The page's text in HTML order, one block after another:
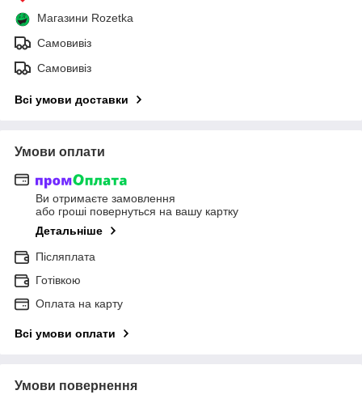
Магазини Rozetka
Самовивіз
Самовивіз
Всі умови доставки
Умови оплати
Ви отримаєте замовлення
або гроші повернуться на вашу картку
Детальніше
Післяплата
Готівкою
Оплата на карту
Всі умови оплати
Умови повернення